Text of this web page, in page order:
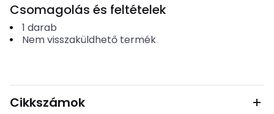
Csomagolás és feltételek
1 darab
Nem visszaküldhető termék
Cikkszámok